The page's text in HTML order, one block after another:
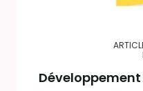
Développement